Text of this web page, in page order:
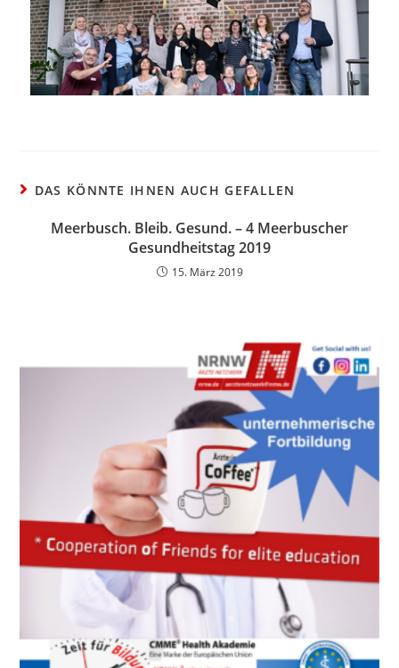
DAS KÖNNTE IHNEN AUCH GEFALLEN
Meerbusch. Bleib. Gesund. – 4 Meerbuscher
Gesundheitstag 2019
15. März 2019